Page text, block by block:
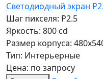
Светодиодный экран
Шаг пикселя: P2.5
Яркость: 800 cd
Размер корпуса:
Тип: Интерьерные
Цена: по запросу